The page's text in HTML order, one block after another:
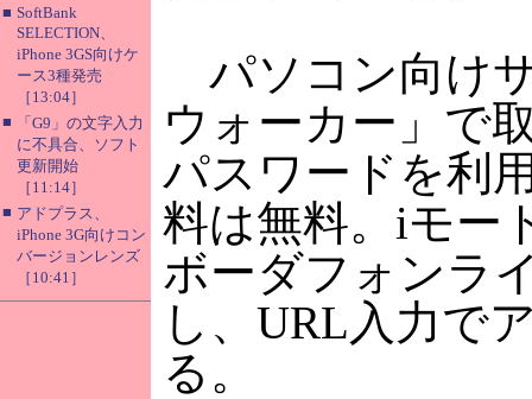
■ SoftBank
SELECTION、
iPhone 3GS向けケ
ース3種発売
［13:04］
■
「G9」の文字入力
に不具合、ソフト
更新開始
［11:14］
■ アドプラス、
iPhone 3G向けコン
バージョンレンズ
［10:41］
パソコン向け
ウォーカー」で
パスワードを利
料は無料。iモー
ボーダフォンラ
し、URL入力で
る。